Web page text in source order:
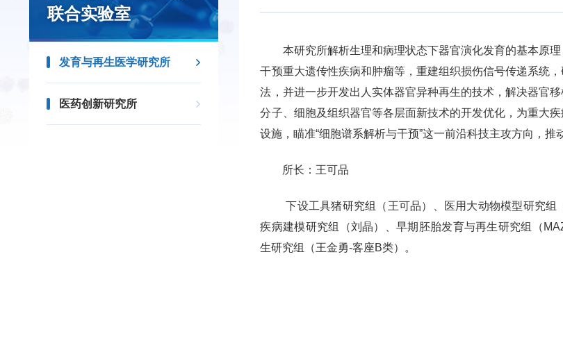
联合实验室
发育与再生医学研究所
医药创新研究所
本研究所解析生理和病理状态下器官演化发育的基本原理
干预重大遗传性疾病和肿瘤等，重建组织损伤信号传递系统
法，并进一步开发出人实体器官异种再生的技术，解决器官
分子、细胞及组织器官等各层面新技术的开发优化，为重大
设施，瞄准“细胞谱系解析与干预”这一前沿科技主攻方向，推
所长：王可品
下设工具猪研究组（王可品）、医用大动物模型研究
疾病建模研究组（刘晶）、早期胚胎发育与再生研究组（
生研究组（王金勇-客座B类）。